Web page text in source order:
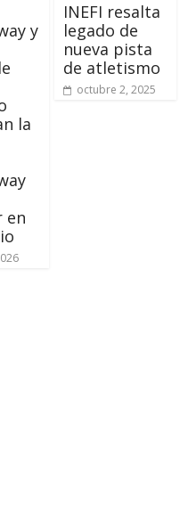
y
la
en
INEFI resalta
legado de
nueva pista
de atletismo
octubre 2, 2025